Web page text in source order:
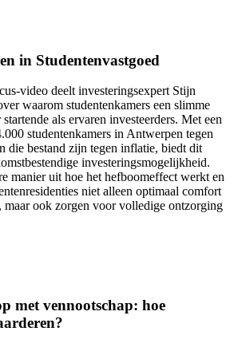
in Studentenvastgoed
video deelt investeringsexpert Stijn
waarom studentenkamers een slimme
als ervaren investeerders. Met een
studentenkamers in Antwerpen tegen
die bestand zijn tegen inflatie, biedt dit
investeringsmogelijkheid.
manier uit hoe het hefboomeffect werkt en
niet alleen optimaal comfort
maar ook zorgen voor volledige ontzorging
met vennootschap: hoe